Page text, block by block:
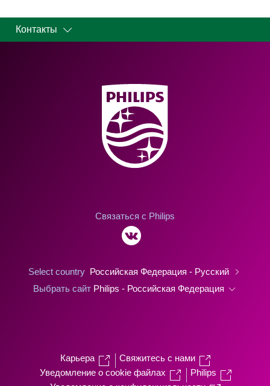
Контакты
Связаться с Philips
Select country Российская Федерация - Русский
Выбрать сайт Philips - Российская Федерация
Карьера
Свяжитесь с нами
Уведомление о cookie файлах
Philips